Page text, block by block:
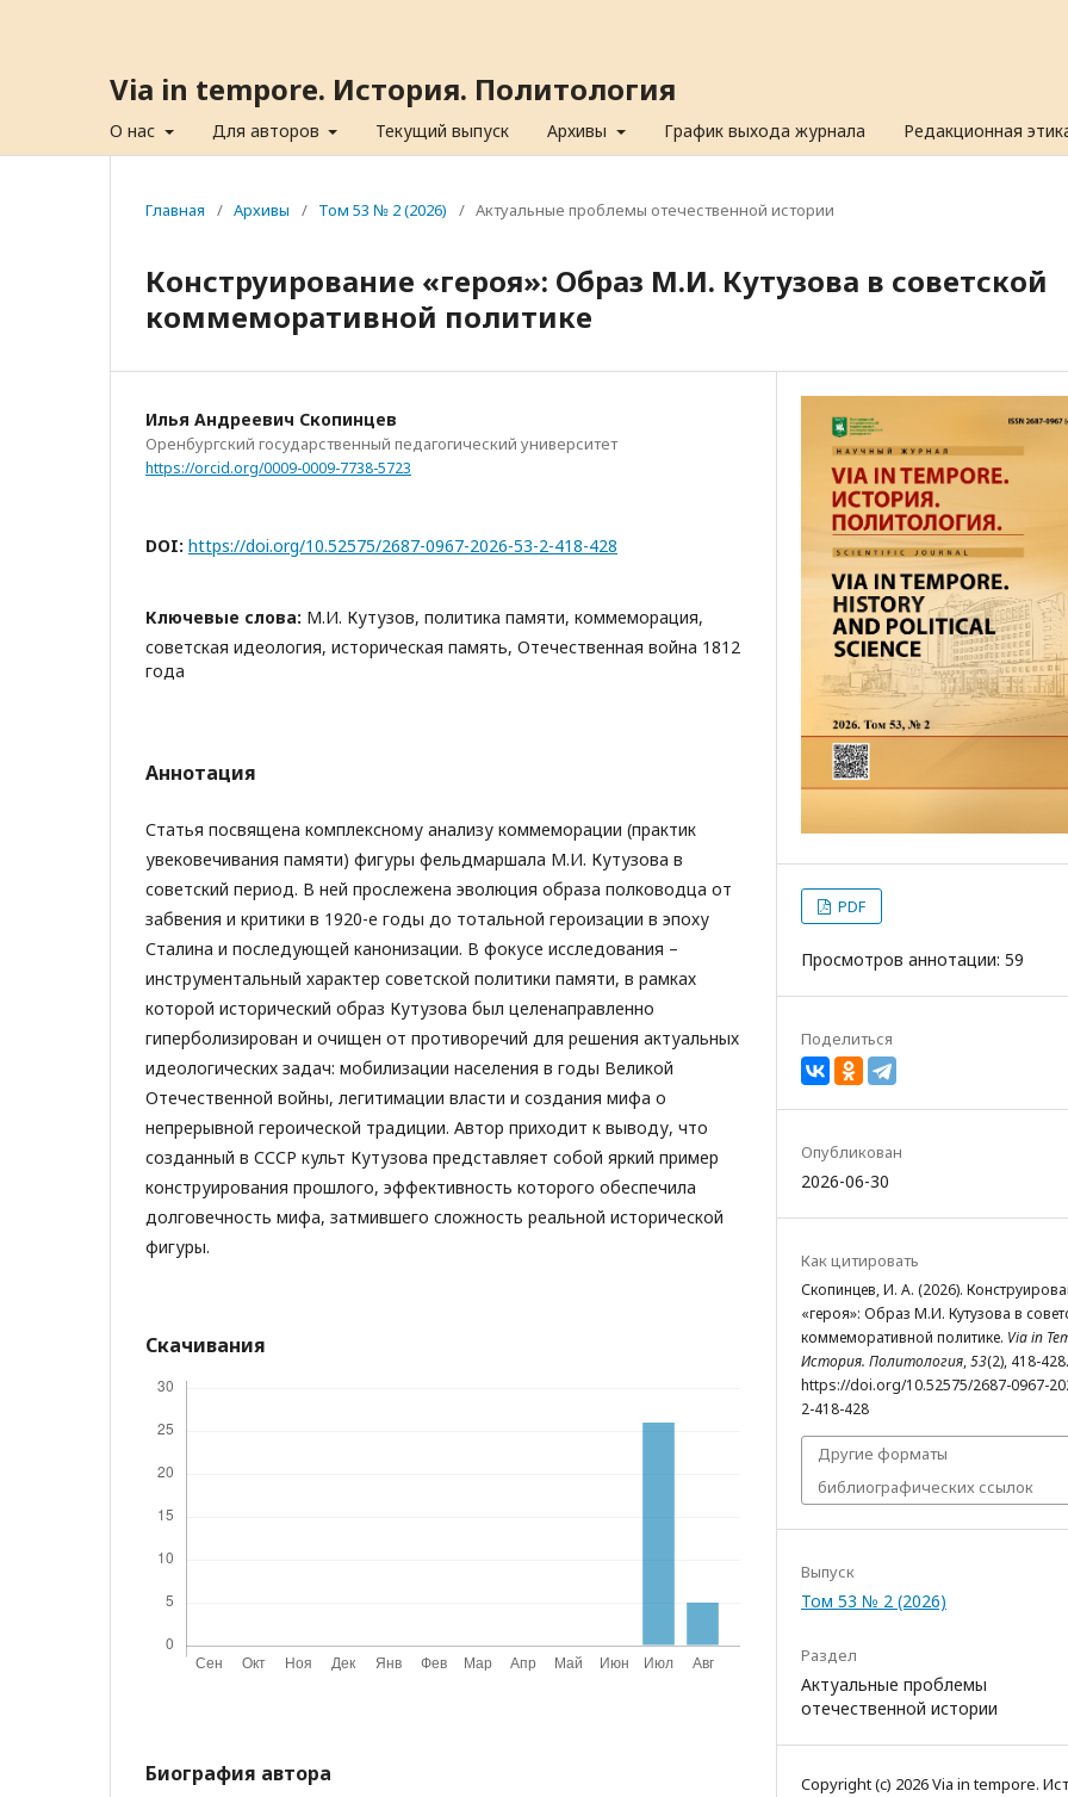
Via in tempore. История. Политология
О нас Для авторов Текущий выпуск Архивы График выхода журнала Редакционная
Главная / Архивы / Том 53 № 2 (2026) / Актуальные проблемы отечественной истории
Конструирование «героя»: Образ М.И. Кутузова в советской
коммеморативной политике
Илья Андреевич Скопинцев
Оренбургский государственный педагогический университет
https://orcid.org/0009-0009-7738-5723
DOI: https://doi.org/10.52575/2687-0967-2026-53-2-418-428
Ключевые слова: М.И. Кутузов, политика памяти, коммеморация,
советская идеология, историческая память, Отечественная война 1812
года
Аннотация
Статья посвящена комплексному анализу коммеморации (практик
увековечивания памяти) фигуры фельдмаршала М.И. Кутузова в
советский период. В ней прослежена эволюция образа полководца от
забвения и критики в 1920-е годы до тотальной героизации в эпоху
Сталина и последующей канонизации. В фокусе исследования –
инструментальный характер советской политики памяти, в рамках
которой исторический образ Кутузова был целенаправленно
гиперболизирован и очищен от противоречий для решения актуальных
идеологических задач: мобилизации населения в годы Великой
Отечественной войны, легитимации власти и создания мифа о
непрерывной героической традиции. Автор приходит к выводу, что
созданный в СССР культ Кутузова представляет собой яркий пример
конструирования прошлого, эффективность которого обеспечила
долговечность мифа, затмившего сложность реальной исторической
фигуры.
Скачивания
Биография автора
PDF
Просмотров аннотации: 59
Поделиться
Опубликован
2026-06-30
Как цитировать
Скопинцев, И. А. (2026).
«героя»: Образ М.И. Кутузова в
коммеморативной политике. Via in
История. Политология,53(2), 418-428.
https://doi.org/10.52575/2687-0967-
2-418-428
Другие форматы
библиографических ссылок
Выпуск
Том 53 № 2 (2026)
Раздел
Актуальные проблемы
отечественной истории
Copyright (c) 2026 Via in tempore.